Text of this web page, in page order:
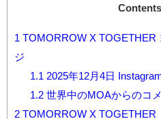
Contents
1 TOMORROW X TOGETHER
ジ
1.1 2025年12月4日
1.2世界中のMOAからのコ
2 TOMORROW X TOGETHER